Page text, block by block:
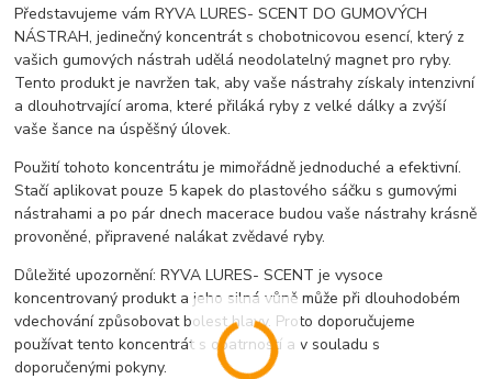
Představujeme vám RYVA LURES- SCENT DO GUMOVÝCH
NÁSTRAH, jedinečný koncentrát s chobotnicovou esencí, který z
vašich gumových nástrah udělá neodolatelný magnet pro ryby.
Tento produkt je navržen tak, aby vaše nástrahy získaly intenzivní
a dlouhotrvající aroma, které přiláká ryby z velké dálky a zvýší
vaše šance na úspěšný úlovek.
Použití tohoto koncentrátu je mimořádně jednoduché a efektivní.
Stačí aplikovat pouze 5 kapek do plastového sáčku s gumovými
nástrahami a po pár dnech macerace budou vaše nástrahy krásně
provoněné, připravené nalákat zvědavé ryby.
Důležité upozornění: RYVA LURES- SCENT je vysoce
koncentrovaný produkt a jeho silná vůně může při dlouhodobém
vdechování způsobovat bolest hlavy. Proto doporučujeme
používat tento koncentrát s opatrností a v souladu s
doporučenými pokyny.